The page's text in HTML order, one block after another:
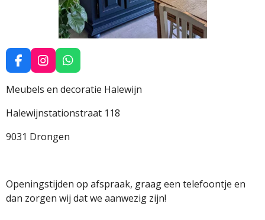
F
a
c
b
o
o
k
I
n
s
a
g
r
a
W
h
a
s
A
p
p
Meubels en decoratie Halewijn
Halewijnstationstraat 118
9031 Drongen
Openingstijden op afspraak, graag een telefoontje en
dan zorgen wij dat we aanwezig zijn!